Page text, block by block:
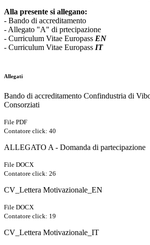
Alla presente si allegano:
- Bando di accreditamento
- Allegato "A" di prtecipazione
- Curriculum Vitae Europass EN
- Curriculum Vitae Europass IT
Allegati
Bando di accreditamento Confindustria di
Consorziati
File PDF
Contatore click: 40
ALLEGATO A - Domanda di partecipazione
File DOCX
Contatore click: 26
CV_Lettera Motivazionale_EN
File DOCX
Contatore click: 19
CV_Lettera Motivazionale_IT